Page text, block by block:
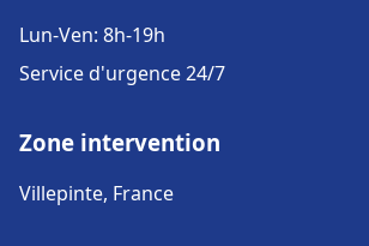
Lun-Ven: 8h-19h
Service d'urgence 24/7
Zone intervention
Villepinte, France